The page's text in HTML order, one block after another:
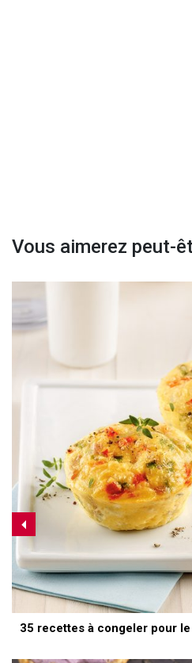
Vous aimerez peut-
35 recettes à congeler pour